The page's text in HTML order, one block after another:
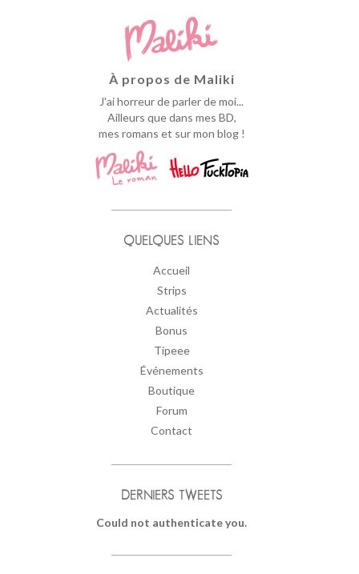
À propos de Maliki
J'ai horreur de parler de moi...
Ailleurs que dans mes BD,
mes romans et sur mon blog !
QUELQUES LIENS
Accueil
Strips
Actualités
Bonus
Tipeee
Événements
Boutique
Forum
Contact
DERNIERS TWEETS
Could not authenticate you.